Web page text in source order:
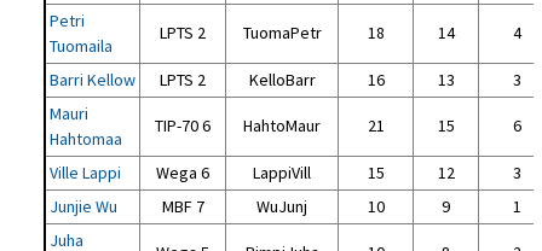
Petri
Tuomaila
LPTS 2 TuomaPetr 18 14 4
Barri Kellow LPTS 2 KelloBarr 16 13
3
Mauri
Hahtomaa
TIP-70 6 HahtoMaur 21 15 6
Ville Lappi Wega 6 LappiVill 15 12
3
Junjie Wu
MBF 7 WuJunj 10 9
1
Juha